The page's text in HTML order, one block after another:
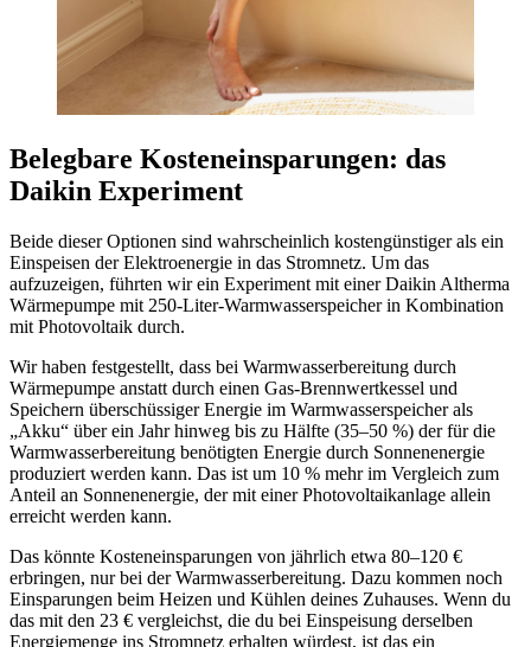
Belegbare Kosteneinsparungen: das
Daikin Experiment
Beide dieser Optionen sind wahrscheinlich kostengünstiger als ein
Einspeisen der Elektroenergie in das Stromnetz. Um das
aufzuzeigen, führten wir ein Experiment mit einer Daikin Altherma
Wärmepumpe mit 250-Liter-Warmwasserspeicher in Kombination
mit Photovoltaik durch.
Wir haben festgestellt, dass bei Warmwasserbereitung durch
Wärmepumpe anstatt durch einen Gas-Brennwertkessel und
Speichern überschüssiger Energie im Warmwasserspeicher als
„Akku“ über ein Jahr hinweg bis zu Hälfte (35–50 %) der für die
Warmwasserbereitung benötigten Energie durch Sonnenenergie
produziert werden kann. Das ist um 10 % mehr im Vergleich zum
Anteil an Sonnenenergie, der mit einer Photovoltaikanlage allein
erreicht werden kann.
Das könnte Kosteneinsparungen von jährlich etwa 80–120 €
erbringen, nur bei der Warmwasserbereitung. Dazu kommen noch
Einsparungen beim Heizen und Kühlen deines Zuhauses. Wenn du
das mit den 23 € vergleichst, die du bei Einspeisung derselben
Energiemenge ins Stromnetz erhalten würdest, ist das ein